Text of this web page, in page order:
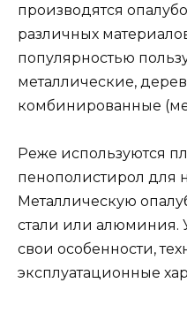
производятся
различных
популярностью
металлические,
комбинированные
Реже используются
пенополистирол для
Металлическую
стали или алюминия.
свои особенности,
эксплуатационные